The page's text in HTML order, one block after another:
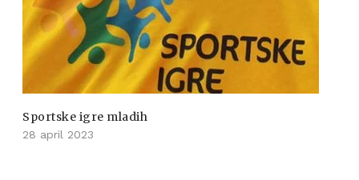
Sportske igre mladih
28 april 2023